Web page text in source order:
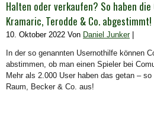
Halten oder verkaufen? So haben die
Kramaric, Terodde & Co. abgestimmt!
10. Oktober 2022 Von Daniel Junker|
In der so genannten Usernothilfe können
abstimmen, ob man einen Spieler bei
Mehr als 2.000 User haben das getan –
Raum, Becker & Co. aus!